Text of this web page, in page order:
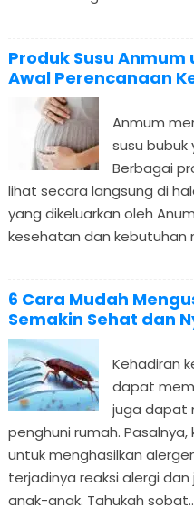
Produk Susu
Awal Perencanaan
Anmum
susu bubuk
Berbagai
lihat secara langsung di
yang dikeluarkan oleh
kesehatan dan kebutuhan
6 Cara Mudah
Semakin Sehat dan
Kehadiran
dapat
juga dapat
penghuni rumah.
untuk menghasilkan
terjadinya reaksi alergi
anak-anak. Tahukah